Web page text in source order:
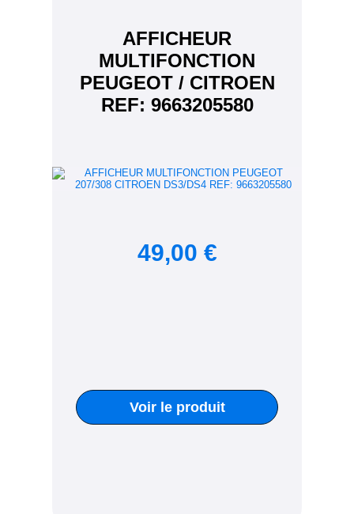
AFFICHEUR
MULTIFONCTION
PEUGEOT / CITROEN
REF: 9663205580
49,00 €
Voir le produit